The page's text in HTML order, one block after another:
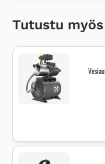
Tutustu myös